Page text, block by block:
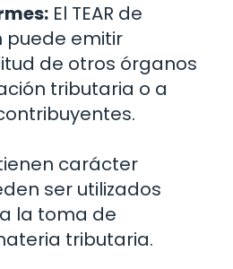
El TEAR de
puede emitir
de otros órganos
tributaria o a
carácter
ser utilizados
la toma de
tributaria.